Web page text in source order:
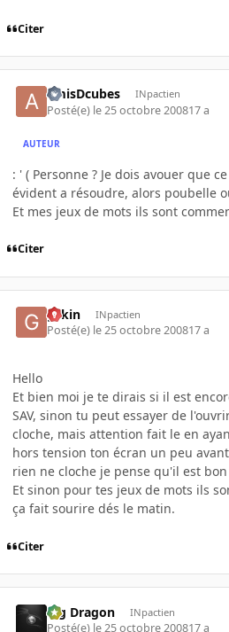
Citer
amisDcubes INpactien
Posté(e) le 25 octobre 200817 a
AUTEUR
: ' ( Personne ? Je dois avouer que
évident a résoudre, alors poubelle
Et mes jeux de mots ils sont
Citer
gskin INpactien
Posté(e) le 25 octobre 200817 a
Hello
Et bien moi je te dirais si il est
SAV, sinon tu peut essayer de
cloche, mais attention fait le en
hors tension ton écran un peu
rien ne cloche je pense qu'il est bon
Et sinon pour tes jeux de mots ils
ça fait sourire dés le matin.
Citer
Big Dragon INpactien
Posté(e) le 25 octobre 200817 a